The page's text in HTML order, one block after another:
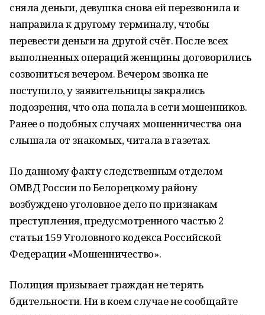
сняла деньги, девушка снова ей перезвонила и
направила к другому терминалу, чтобы
перевести деньги на другой счёт. После всех
выполненных операций женщины договорились
созвониться вечером. Вечером звонка не
поступило, у заявительницы закрались
подозрения, что она попала в сети мошенников.
Ранее о подобных случаях мошенничества она
слышала от знакомых, читала в газетах.
По данному факту следственным отделом
ОМВД России по Белорецкому району
возбуждено уголовное дело по признакам
преступления, предусмотренного частью 2
статьи 159 Уголовного кодекса Российской
Федерации «Мошенничество».
Полиция призывает граждан не терять
бдительности. Ни в коем случае не сообщайте